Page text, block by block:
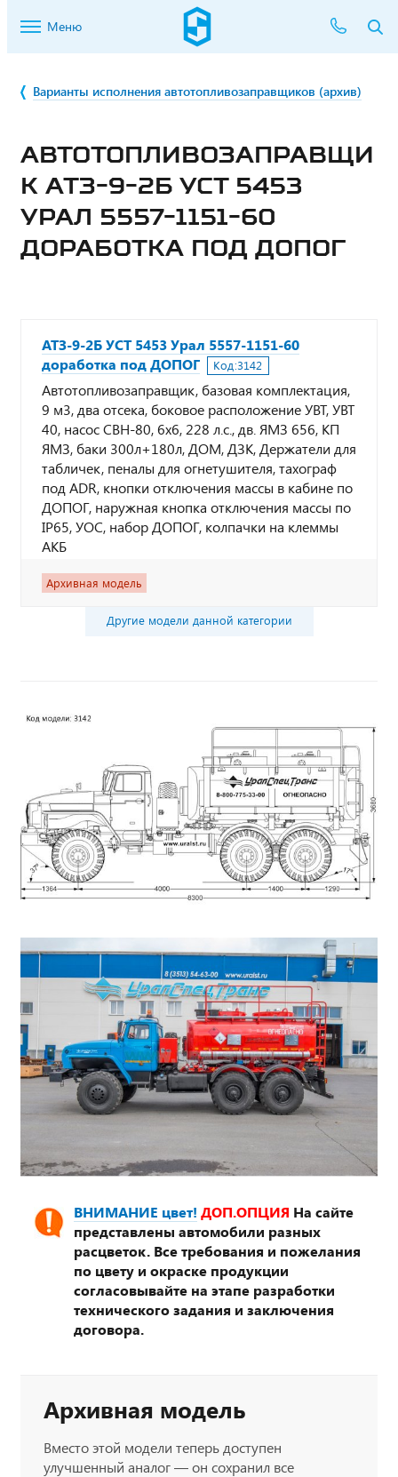
Меню
Варианты исполнения автотопливозаправщиков (архив)
АВТОТОПЛИВОЗАПРАВЩИ
К АТЗ-9-2Б УСТ 5453
УРАЛ 5557-1151-60
ДОРАБОТКА ПОД ДОПОГ
АТЗ-9-2Б УСТ 5453 Урал 5557-1151-60
доработка под ДОПОГ
Код:3142
Автотопливозаправщик, базовая комплектация,
9 м3, два отсека, боковое расположение УВТ, УВТ
40, насос СВН-80, 6х6, 228 л.с., дв. ЯМЗ 656, КП
ЯМЗ, баки 300л+180л, ДОМ, ДЗК, Держатели для
табличек, пеналы для огнетушителя, тахограф
под ADR, кнопки отключения массы в кабине по
ДОПОГ, наружная кнопка отключения массы по
IP65, УОС, набор ДОПОГ, колпачки на клеммы
АКБ
Архивная модель
Другие модели данной категории
ВНИМАНИЕ цвет! ДОП.ОПЦИЯ На сайте
представлены автомобили разных
расцветок. Все требования и пожелания
по цвету и окраске продукции
согласовывайте на этапе разработки
технического задания и заключения
договора.
Архивная модель
Вместо этой модели теперь доступен
улучшенный аналог — он сохранил все